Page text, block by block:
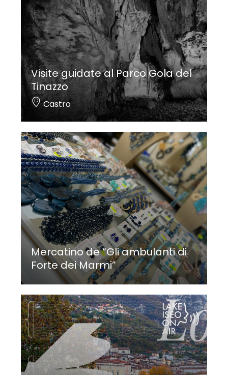
Visite guidate al Parco Gola del
Tinazzo
Castro
Mercatino de “Gli ambulanti di
Forte dei Marmi”